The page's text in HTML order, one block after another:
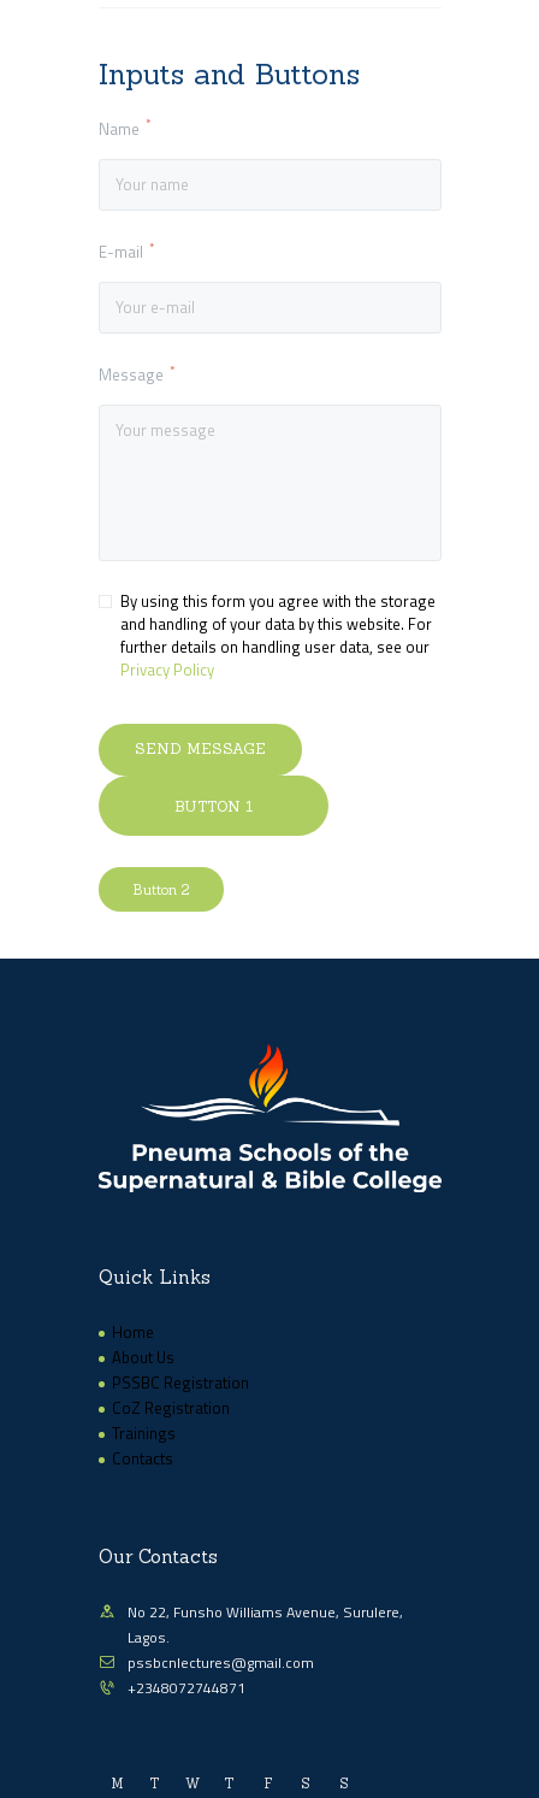
Inputs and Buttons
Name
E-mail
Message
By using this form you agree with the storage
and handling of your data by this website. For
further details on handling user data, see our
Privacy Policy
SEND MESSAGE
BUTTON 1
Button 2
Quick Links
Home
About Us
PSSBC Registration
CoZ Registration
Trainings
Contacts
Our Contacts
No 22, Funsho Williams Avenue, Surulere,
Lagos.
pssbcnlectures@gmail.com
+2348072744871
M T W T F S S